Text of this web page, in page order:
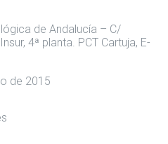
de Andalucía – C/
4ª planta. PCT Cartuja, E-
de 2015